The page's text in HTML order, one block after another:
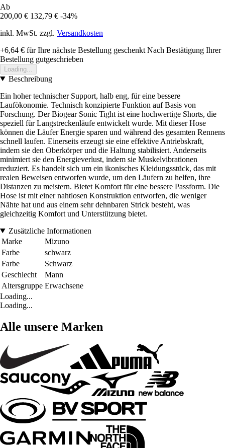
Ab
200,00 € 132,79 € -34%
inkl. MwSt. zzgl. Versandkosten
+6,64 € für Ihre nächste Bestellung geschenkt Nach Bestätigung Ihrer
Bestellung gutgeschrieben
Loading...
Beschreibung
Ein hoher technischer Support, halb eng, für eine bessere
Laufökonomie. Technisch konzipierte Funktion auf Basis von
Forschung. Der Biogear Sonic Tight ist eine hochwertige Shorts, die
speziell für Langstreckenläufe entwickelt wurde. Mit dieser Hose
können die Läufer Energie sparen und während des gesamten Rennens
schnell laufen. Einerseits erzeugt sie eine effektive Antriebskraft,
indem sie den Oberkörper und die Haltung stabilisiert. Anderseits
minimiert sie den Energieverlust, indem sie Muskelvibrationen
reduziert. Es handelt sich um ein ikonisches Kleidungsstück, das mit
realen Beweisen entworfen wurde, um den Läufern zu helfen, ihre
Distanzen zu meistern. Bietet Komfort für eine bessere Passform. Die
Hose ist mit einer nahtlosen Konstruktion entworfen, die weniger
Nähte hat und aus einem sehr dehnbaren Strick besteht, was
gleichzeitig Komfort und Unterstützung bietet.
Zusätzliche Informationen
Marke
Mizuno
Farbe
schwarz
Farbe
Schwarz
Geschlecht
Mann
Altersgruppe Erwachsene
Loading...
Loading...
Alle unsere Marken